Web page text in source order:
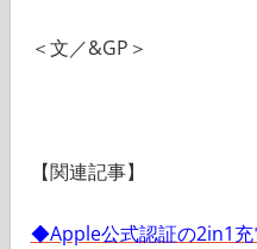
＜文／&GP＞
【関連記事】
◆Apple公式認証の2in1充